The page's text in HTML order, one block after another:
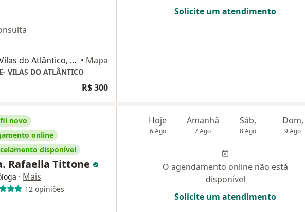
Av. Praia de Itapuã, - Vilas do Atlântico, Lauro de Freitas • Mapa
VILAS DO ATLÂNTICO
R$ 300
Solicite um atendimento
novo
online
disponível
Rafaella Tittone
· Mais
12 opiniões
Hoje
6 Ago
Amanhã
7 Ago
Sáb,
8 Ago
Dom,
9 Ago
O agendamento online não está
disponível
Solicite um atendimento